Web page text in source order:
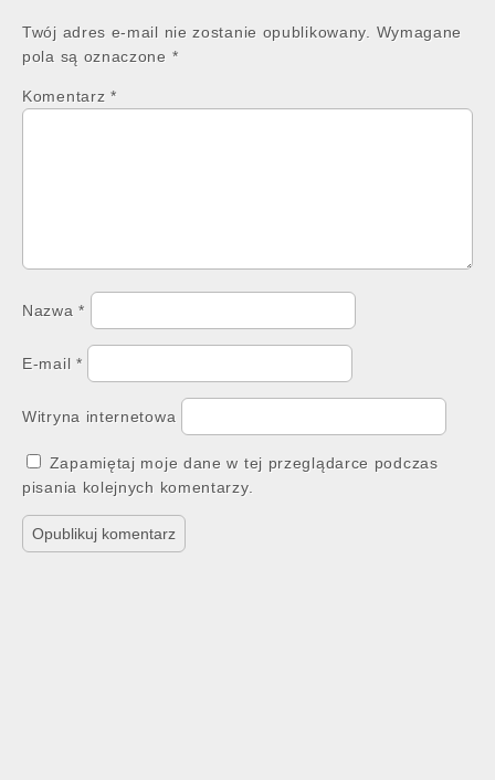
Twój adres e-mail nie zostanie opublikowany.
Wymagane
pola są oznaczone *
Komentarz *
Nazwa*
E-mail *
Witryna internetowa
Zapamiętaj moje dane w tej przeglądarce podczas
pisania kolejnych komentarzy.